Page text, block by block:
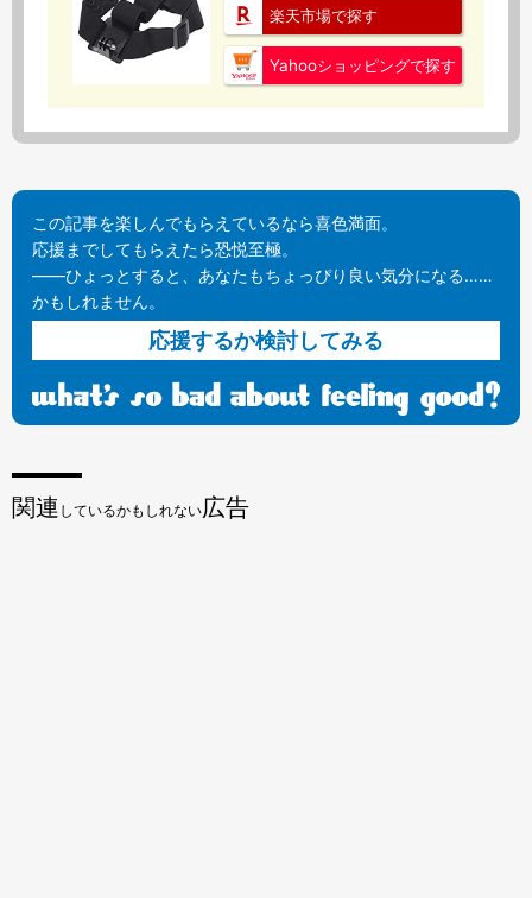
楽天市場で探す
Yahooショッピングで探す
この記事を楽しんでもらえているなら喜色満面。
応援までしてもらえたら恐悦至極。
——ひょっとすると、あなたもちょっぴり良い気分になる……
かもしれません。
応援するか検討してみる
関連 しているかもしれない広告